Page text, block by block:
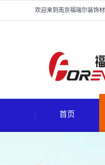
欢迎来到南京福瑞尔装饰
首页